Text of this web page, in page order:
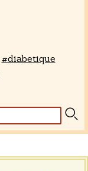
#diabetique